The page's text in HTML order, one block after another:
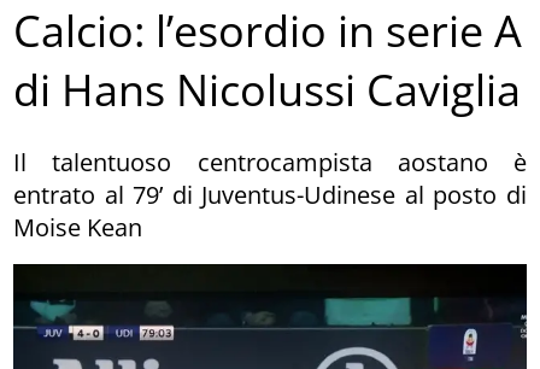
Calcio: l’esordio in serie A
di Hans Nicolussi Caviglia
Il talentuoso centrocampista aostano è
entrato al 79’ di Juventus-Udinese al posto di
Moise Kean